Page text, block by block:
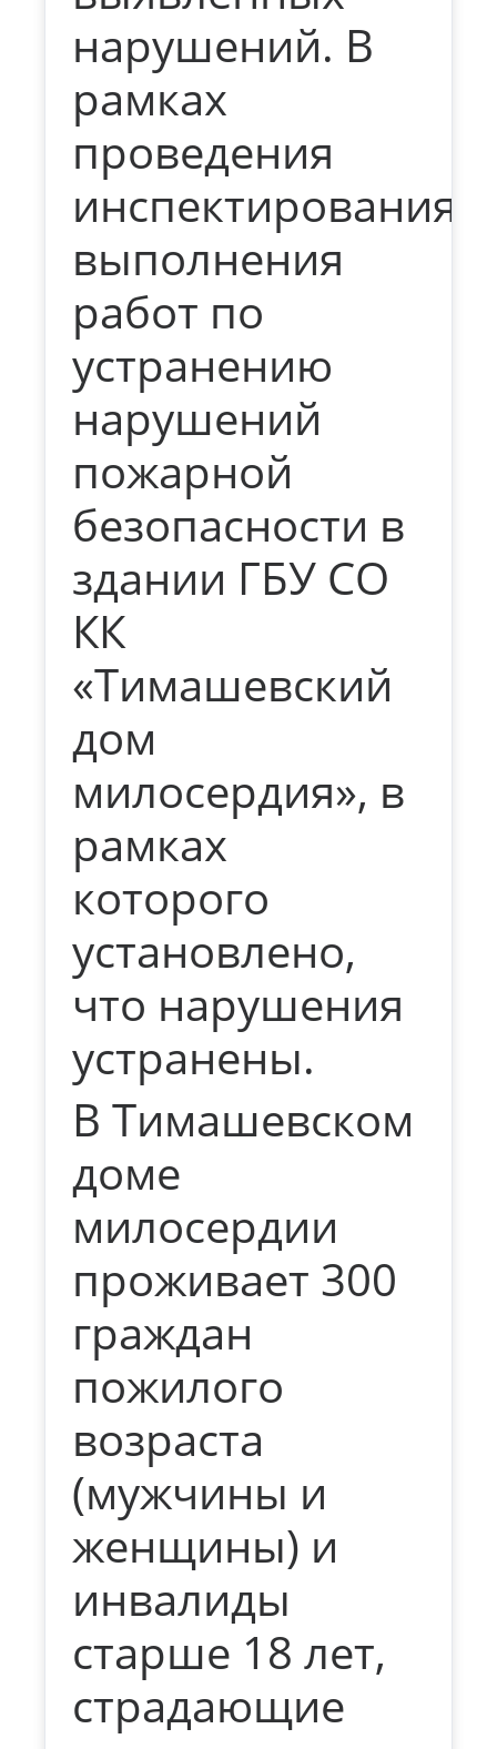
нарушений. В
рамках
проведения
инспектирования
выполнения
работ по
устранению
нарушений
пожарной
безопасности в
здании ГБУ СО
КК
«Тимашевский
дом
милосердия», в
рамках
которого
установлено,
что нарушения
устранены.
В Тимашевском
доме
милосердии
проживает 300
граждан
пожилого
возраста
(мужчины и
женщины) и
инвалиды
старше 18 лет,
страдающие